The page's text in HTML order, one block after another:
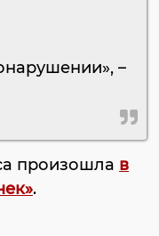
–
произошла в
.